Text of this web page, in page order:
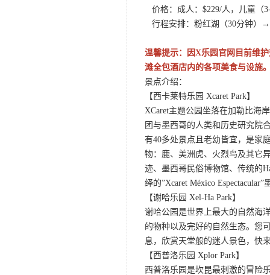
价格：成人：$229/人，儿童（
行程安排：粉红湖（30分钟）
温馨提示：因X乐园官网目前维
滩全包酒店内的各项美食与设施
景点介绍：
【西卡莱特乐园 Xcaret Park】
XCaret主题公园坐落在加勒比海
团与墨西哥的人类和历史研究院
有40多处景点且老幼皆宜，是家
物：鹿、美洲虎、火烈鸟及其它
迹、墨西哥民俗博物馆、传统的
绎的”Xcaret México
【谢哈乐园 Xel-Ha Park】
谢哈公园是世界上最大的自然海
的物种以及完好的自然生态。您
息，欣赏天堂般的迷人景色，快
【西普洛乐园 Xplor Park】
西普洛乐园是坎昆最刺激的冒险